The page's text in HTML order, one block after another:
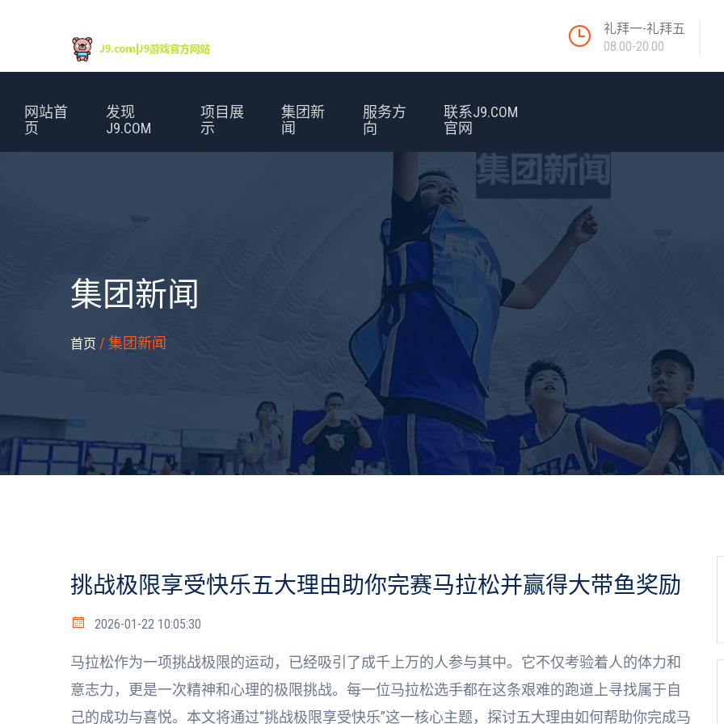
礼拜一-礼拜五
08.00-20.00
网站首
页
发现
J9.COM
项目展
示
集团新
闻
服务方
向
联系J9.COM
官网
集团新闻
首页 / 集团新闻
挑战极限享受快乐五大理由助你完赛马拉松并赢得大带鱼奖励
2026-01-22 10:05:30
马拉松作为一项挑战极限的运动，已经吸引了成千上万的人参与其中。它不仅考验着人的体力和
意志力，更是一次精神和心理的极限挑战。每一位马拉松选手都在这条艰难的跑道上寻找属于自
己的成功与喜悦。本文将通过“挑战极限享受快乐”这一核心主题，探讨五大理由如何帮助你完成马